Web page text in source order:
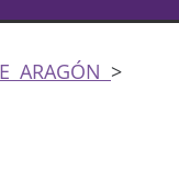
ARAGÓN >